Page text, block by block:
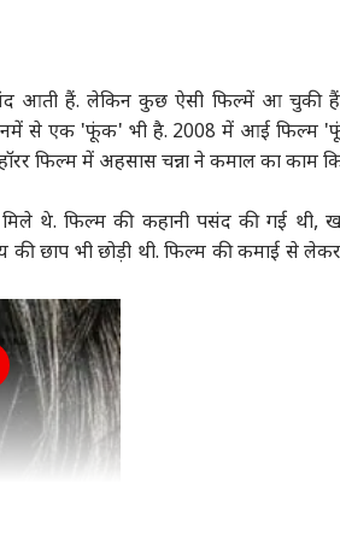
आती हैं. लेकिन कुछ ऐसी फिल्में आ चुकी हैं
उनमें से एक 'फूंक' भी है. 2008 में आई फिल्म
फिल्म में अहसास चन्ना ने कमाल का काम
थे. फिल्म की कहानी पसंद की गई थी,
की छाप भी छोड़ी थी. फिल्म की कमाई से
का
'मोदी सरकार के
न टेके META'
गया वजन, वापस CoE भेजाके
HC से दोषी
के बाद तरुण
पहला रिएक्शन
बिहार